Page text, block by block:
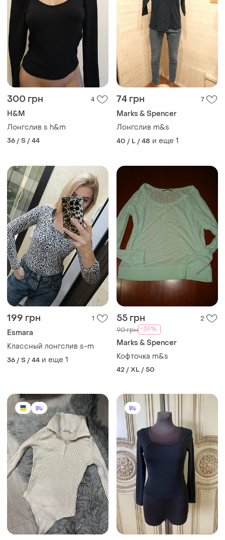
300 грн 4
H&M
Лонгслив s h&m
36 / S / 44
74 грн 7
Marks & Spencer
Лонгслив m&s
40 / L / 48 и еще 1
199 грн 1
Esmara
Классный лонгслив s-m
36 / S / 44 и еще 1
55 грн 2
90 грн -39%
Marks & Spencer
Кофточка m&s
42 / XL / 50